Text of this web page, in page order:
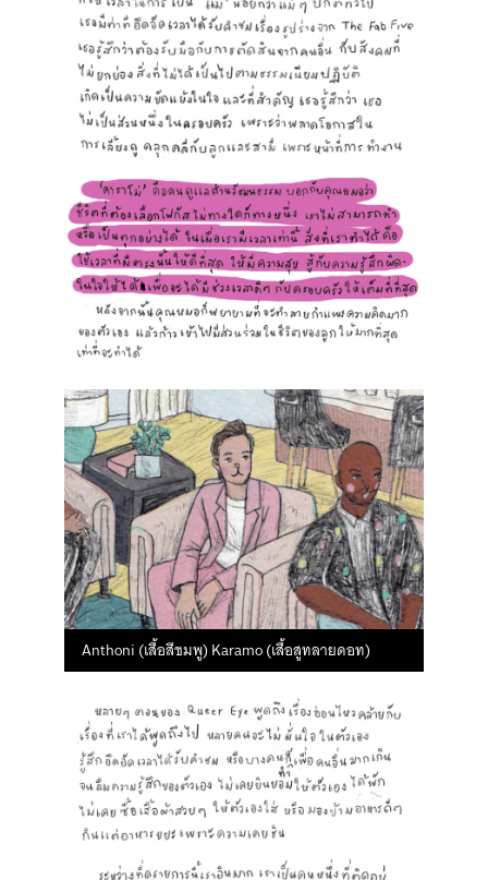
Anthoni (เสื้อสีชมพู) Karamo (เสื้อสูทลายดอท)